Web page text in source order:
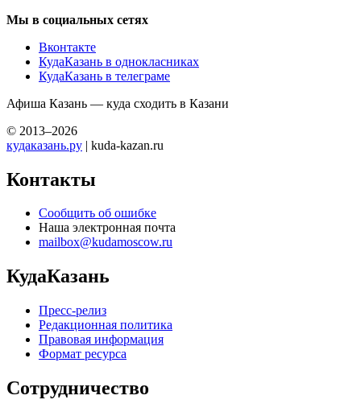
Мы в социальных сетях
Вконтакте
КудаКазань в однокласниках
КудаКазань в телеграме
Афиша Казань — куда сходить в Казани
© 2013–2026
кудаказань.ру | kuda-kazan.ru
Контакты
Сообщить об ошибке
Наша электронная почта
mailbox@kudamoscow.ru
КудаКазань
Пресс-релиз
Редакционная политика
Правовая информация
Формат ресурса
Сотрудничество